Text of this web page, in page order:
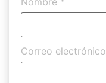
Correo electrónico